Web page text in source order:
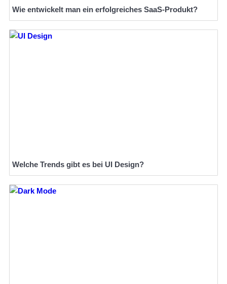
Wie entwickelt man ein erfolgreiches SaaS-Produkt?
Welche Trends gibt es bei UI Design?